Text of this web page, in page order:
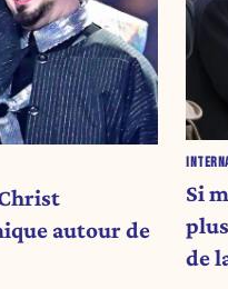
autour de
Si
de